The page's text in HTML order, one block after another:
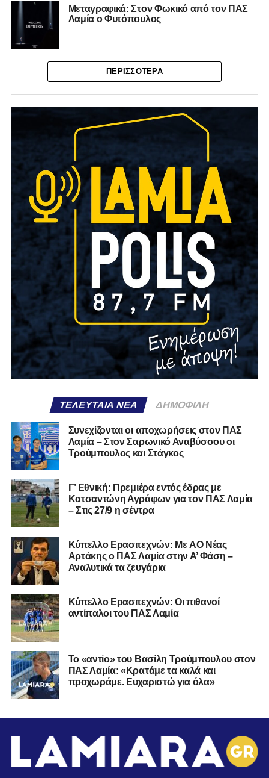
Μεταγραφικά: Στον Φωκικό από τον ΠΑΣ
Λαμία ο Φυτόπουλος
ΠΕΡΙΣΣΌΤΕΡΑ
ΤΕΛΕΥΤΑΊΑ ΝΈΑ ΔΗΜΟΦΙΛΉ
Συνεχίζονται οι αποχωρήσεις στον ΠΑΣ
Λαμία – Στον Σαρωνικό Αναβύσσου οι
Τρούμπουλος και Στάγκος
Γ’ Εθνική: Πρεμιέρα εντός έδρας με
Κατσαντώνη Αγράφων για τον ΠΑΣ Λαμία
– Στις 27/9 η σέντρα
Kύπελλο Ερασιτεχνών: Με AO Nέας
Αρτάκης ο ΠΑΣ Λαμία στην Α’ Φάση –
Αναλυτικά τα ζευγάρια
Κύπελλο Ερασιτεχνών: Οι πιθανοί
αντίπαλοι του ΠΑΣ Λαμία
Το «αντίο» του Βασίλη Τρούμπουλου στον
ΠΑΣ Λαμία: «Κρατάμε τα καλά και
προχωράμε. Ευχαριστώ για όλα»